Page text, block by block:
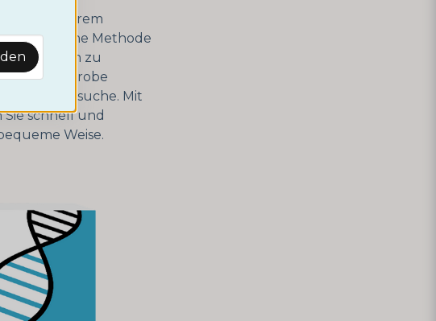
- unserem
praktische Methode
entnehmen zu
Speichelprobe
Arztbesuche. Mit
schnell und
Weise.